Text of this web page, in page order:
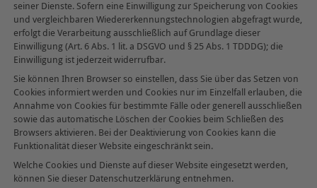
seiner Dienste. Sofern eine Einwilligung zur Speicherung von Cookies
und vergleichbaren Wiedererkennungstechnologien abgefragt wurde,
erfolgt die Verarbeitung ausschließlich auf Grundlage dieser
Einwilligung (Art. 6 Abs. 1 lit. a DSGVO und § 25 Abs. 1 TDDDG); die
Einwilligung ist jederzeit widerrufbar.
Sie können Ihren Browser so einstellen, dass Sie über das Setzen von
Cookies informiert werden und Cookies nur im Einzelfall erlauben, die
Annahme von Cookies für bestimmte Fälle oder generell ausschließen
sowie das automatische Löschen der Cookies beim Schließen des
Browsers aktivieren. Bei der Deaktivierung von Cookies kann die
Funktionalität dieser Website eingeschränkt sein.
Welche Cookies und Dienste auf dieser Website eingesetzt werden,
können Sie dieser Datenschutzerklärung entnehmen.